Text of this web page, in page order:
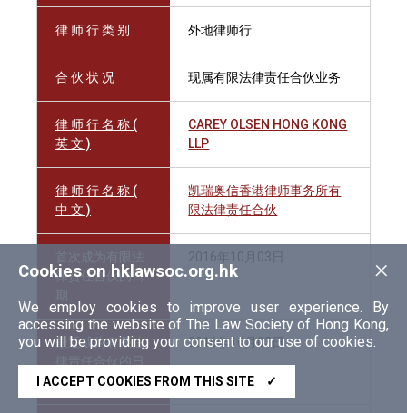
律 师 行 类 别 外地律师行
合 伙 状 况 现属有限法律责任合伙业务
律 师 行 名 称 (
英 文 )
CAREY OLSEN HONG KONG
LLP
律 师 行 名 称 (
中 文 )
凯瑞奥信香港律师事务所有
限法律责任合伙
律责任合伙的日
2016年10月03日
最近成为有限法
期
2016年10月03日
×
Cookies on hklawsoc.org.hk
We employ cookies to improve user experience. By
accessing the website of The Law Society of Hong Kong,
you will be providing your consent to our use of cookies.
I ACCEPT COOKIES FROM THIS SITE ✓